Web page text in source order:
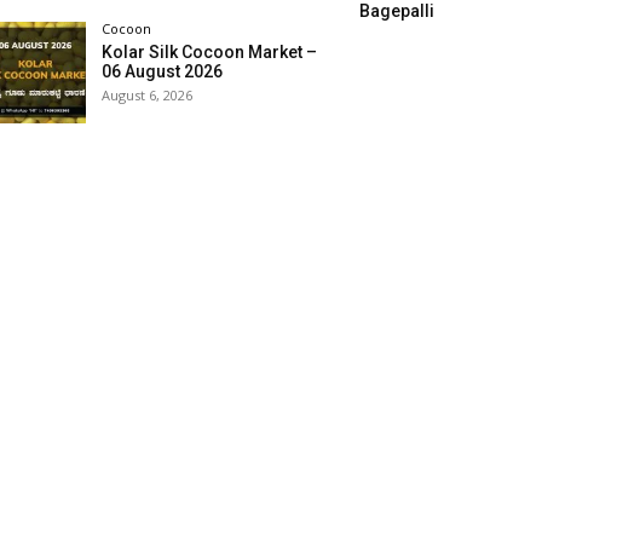
Cocoon
Kolar Silk Cocoon Market –
06 August 2026
August 6, 2026
Bagepalli